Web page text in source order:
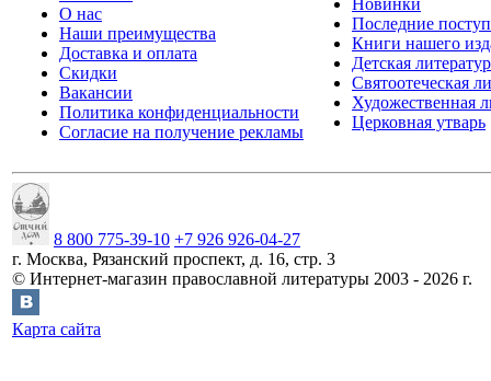
О нас
Наши преимущества
Доставка и оплата
Скидки
Вакансии
Политика конфиденциальности
Согласие на получение рекламы
Новинки
Последние
Книги нашего
Детская
Святоотеческая
Художественная
Церковная утварь
8 800 775-39-10 +7 926 926-04-27
г. Москва, Рязанский проспект, д. 16, стр. 3
© Интернет-магазин православной литературы 2003 - 2026 г.
Карта сайта